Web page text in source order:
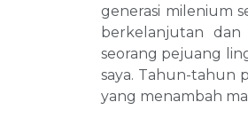
generasi milenium
berkelanjutan
seorang pejuang
saya. Tahun-tahun
yang menambah